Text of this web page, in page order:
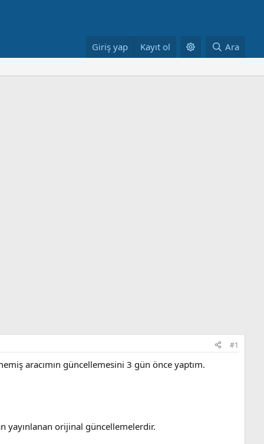
Giriş yap Kayıt ol Ara
#1
aracımın güncellemesini 3 gün önce yaptım.
yayınlanan orijinal güncellemelerdir.